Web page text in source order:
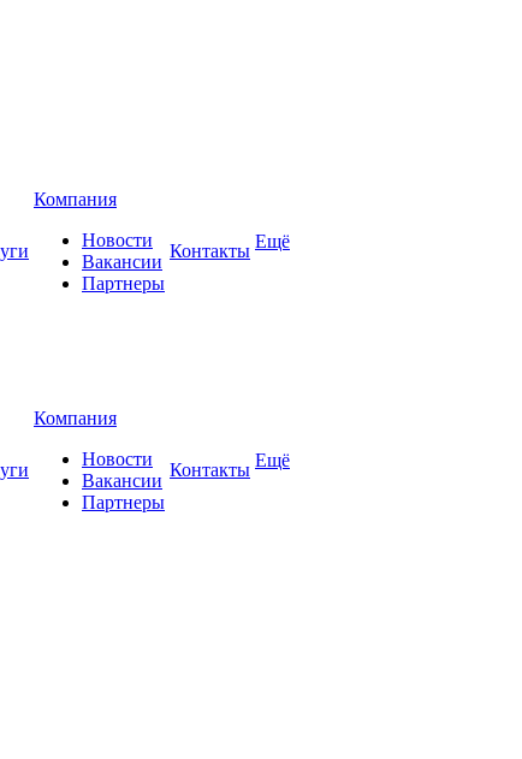
Компания
Новости
Вакансии
Партнеры
Контакты Ещё
Компания
Новости
Вакансии
Партнеры
Контакты Ещё